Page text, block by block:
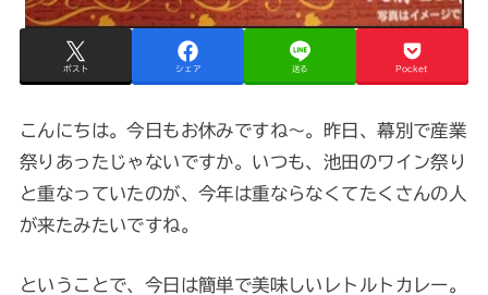
ポスト シェア 送る Pocket
こんにちは。今日もお休みですね～。昨日、幕別で産業
祭りあったじゃないですか。いつも、池田のワイン祭り
と重なっていたのが、今年は重ならなくてたくさんの人
が来たみたいですね。
ということで、今日は簡単で美味しいレトルトカレー。